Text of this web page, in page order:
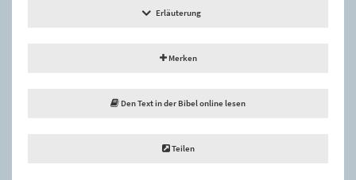
Erläuterung
Merken
Den Text in der Bibel online lesen
Teilen